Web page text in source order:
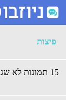
ארכיון פיצות -
פיצות
15 תמונות לא שגרתיות של פיצה